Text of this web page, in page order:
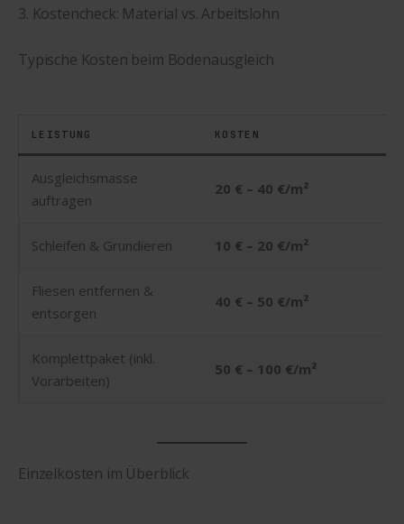
3. Kostencheck: Material vs. Arbeitslohn
Typische Kosten beim Bodenausgleich
LEISTUNG KOSTEN
Ausgleichsmasse
auftragen
20 € – 40 €/m²
Schleifen & Grundieren 10 € – 20 €/m²
Fliesen entfernen &
entsorgen
40 € – 50 €/m²
Komplettpaket (inkl.
Vorarbeiten)
50 € – 100 €/m²
Einzelkosten im Überblick